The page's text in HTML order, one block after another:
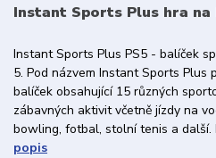
Instant Sports Plus hra
Instant Sports Plus PS5 - balíček
5. Pod názvem Instant Sports Plus
balíček obsahující 15 různých
zábavných aktivit včetně jízdy na
bowling, fotbal, stolní tenis a další.
popis